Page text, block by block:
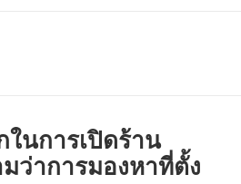
นการเปิดร้าน
ว่าการมองหาที่ตั้ง